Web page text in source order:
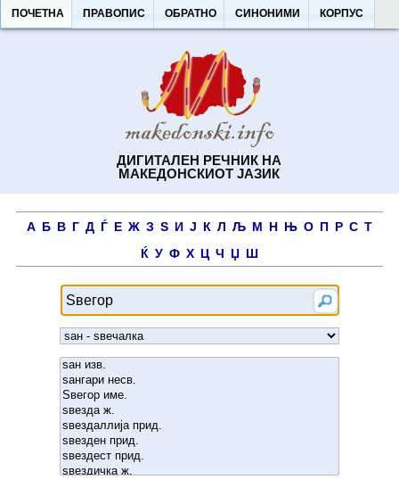
ДИГИТАЛЕН РЕЧНИК НА
МАКЕДОНСКИОТ ЈАЗИК
ПОЧЕТНА ПРАВОПИС ОБРАТНО СИНОНИМИ КОРПУС
А Б В Г Д Ѓ Е Ж З Ѕ И Ј К Л Љ М Н Њ О П Р С Т
Ќ У Ф Х Ц Ч Џ Ш